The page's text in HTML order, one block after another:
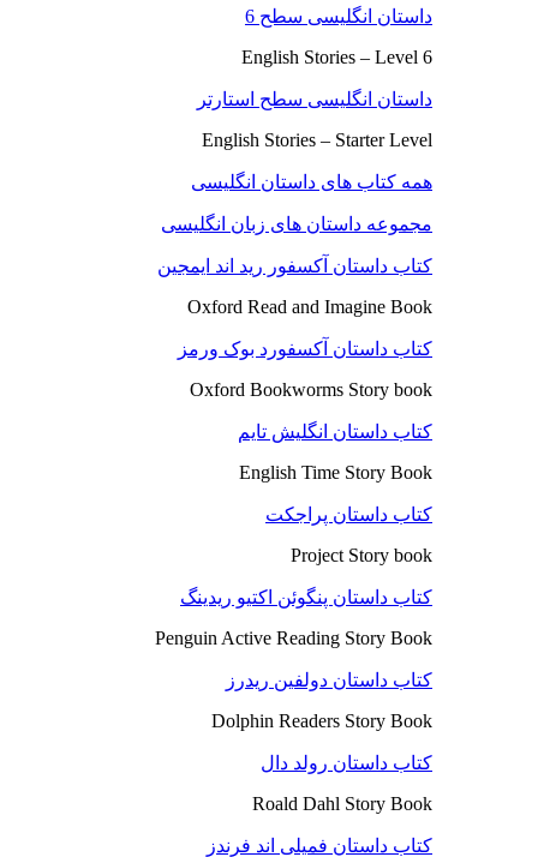
داستان انگلیسی سطح 6
English Stories – Level 6
داستان انگلیسی سطح استارتر
English Stories – Starter Level
همه کتاب های داستان انگلیسی
مجموعه داستان های زبان انگلیسی
کتاب داستان آکسفور رید اند ایمجین
Oxford Read and Imagine Book
کتاب داستان آکسفورد بوک ورمز
Oxford Bookworms Story book
کتاب داستان انگلیش تایم
English Time Story Book
کتاب داستان پراجکت
Project Story book
کتاب داستان پنگوئن اکتیو ریدینگ
Penguin Active Reading Story Book
کتاب داستان دولفین ریدرز
Dolphin Readers Story Book
کتاب داستان رولد دال
Roald Dahl Story Book
کتاب داستان فمیلی اند فرندز